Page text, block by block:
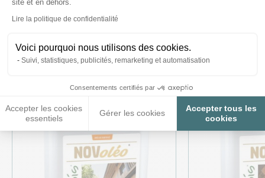
site et en dehors.
Lire la politique de confidentialité
Voici pourquoi nous utilisons des cookies.
Suivi, statistiques, publicités, remarketing et automatisation
Consentements certifiés par
Accepter les cookies
essentiels
Gérer les cookies
Accepter tous les
cookies
Axeptio consent
Ces produits peuvent vous
intéresser